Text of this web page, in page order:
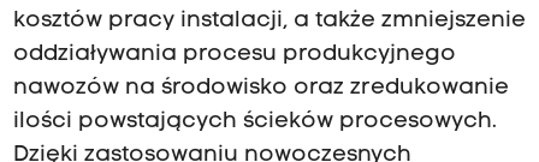
kosztów pracy instalacji, a także zmniejszenie
oddziaływania procesu produkcyjnego
nawozów na środowisko oraz zredukowanie
ilości powstających ścieków procesowych.
Dzięki zastosowaniu nowoczesnych